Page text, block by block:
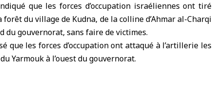
que les forces d’occupation israéliennes ont tiré
du village de Kudna, de la colline d’Ahmar al-Charqi
du gouvernorat, sans faire de victimes.
que les forces d’occupation ont attaqué à l’artillerie les
Yarmouk à l’ouest du gouvernorat.